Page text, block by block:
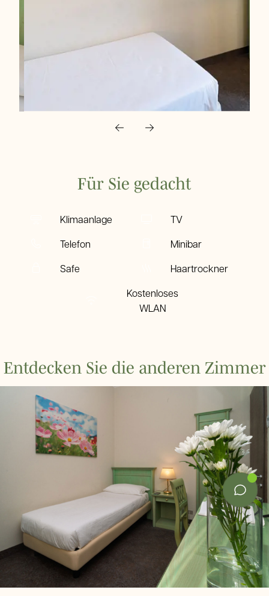
Für Sie gedacht
Klimaanlage
TV
Telefon
Minibar
Safe
Haartrockner
Kostenloses
WLAN
Entdecken Sie die anderen Zimmer